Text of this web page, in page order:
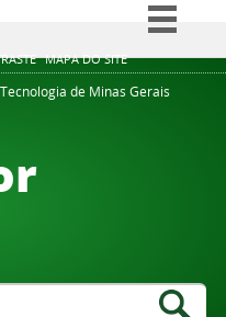
MAPA DO SITE
Simplifique!
Comunica BR
de Minas Gerais